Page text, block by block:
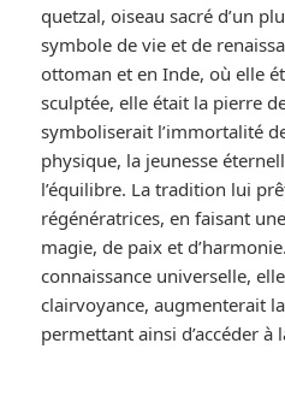
quetzal, oiseau sacré d’un
symbole de vie et de
ottoman et en Inde, où elle
sculptée, elle était la pierre
symboliserait l’immortalité
physique, la jeunesse
l’équilibre. La tradition lui
régénératrices, en faisant
magie, de paix et
connaissance universelle,
clairvoyance, augmenterait
permettant ainsi d’accéder à